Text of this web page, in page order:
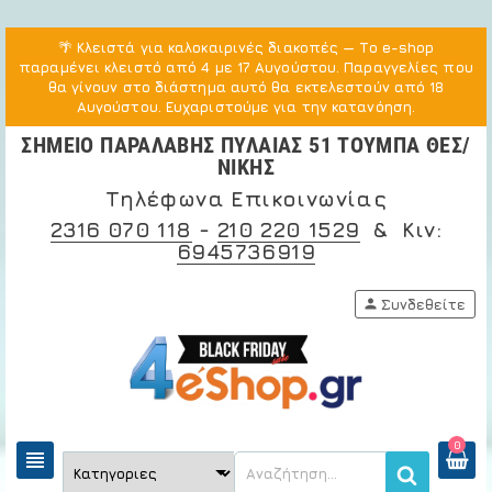
🌴 Κλειστά για καλοκαιρινές διακοπές — Το e-shop
παραμένει κλειστό από 4 με 17 Αυγούστου. Παραγγελίες που
θα γίνουν στο διάστημα αυτό θα εκτελεστούν από 18
Αυγούστου. Ευχαριστούμε για την κατανόηση.
ΣΗΜΕΙΟ ΠΑΡΑΛΑΒΗΣ ΠΥΛΑΙΑΣ 51 ΤΟΥΜΠΑ ΘΕΣ/
ΝΙΚΗΣ
Τηλέφωνα Επικοινωνίας
2316 070 118 - 210 220 1529 & Κιν:
6945736919
view_headline
0
person Συνδεθείτε